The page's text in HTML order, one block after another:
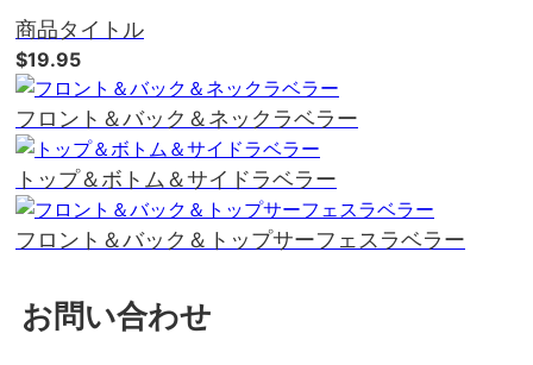
商品タイトル
$19.95
フロント＆バック＆ネックラベラー
トップ＆ボトム＆サイドラベラー
フロント＆バック＆トップサーフェスラベラー
お問い合わせ